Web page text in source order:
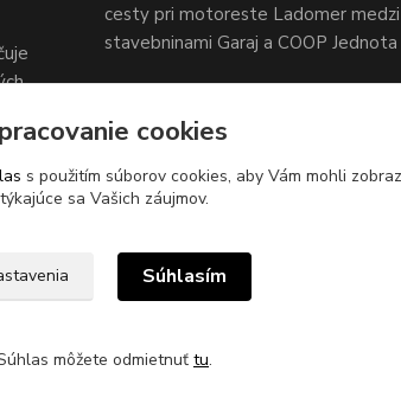
cesty pri motoreste Ladomer medzi
stavebninami Garaj a COOP Jednota
cookies
s použitím súborov cookies, aby Vám mohli
týkajúce sa Vašich záujmov.
Súhlasím
môžete odmietnuť tu.